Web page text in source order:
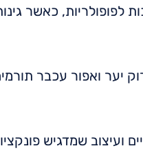
לפופולריות, כאשר
יער ואפור עכבר
ועיצוב שמדגיש